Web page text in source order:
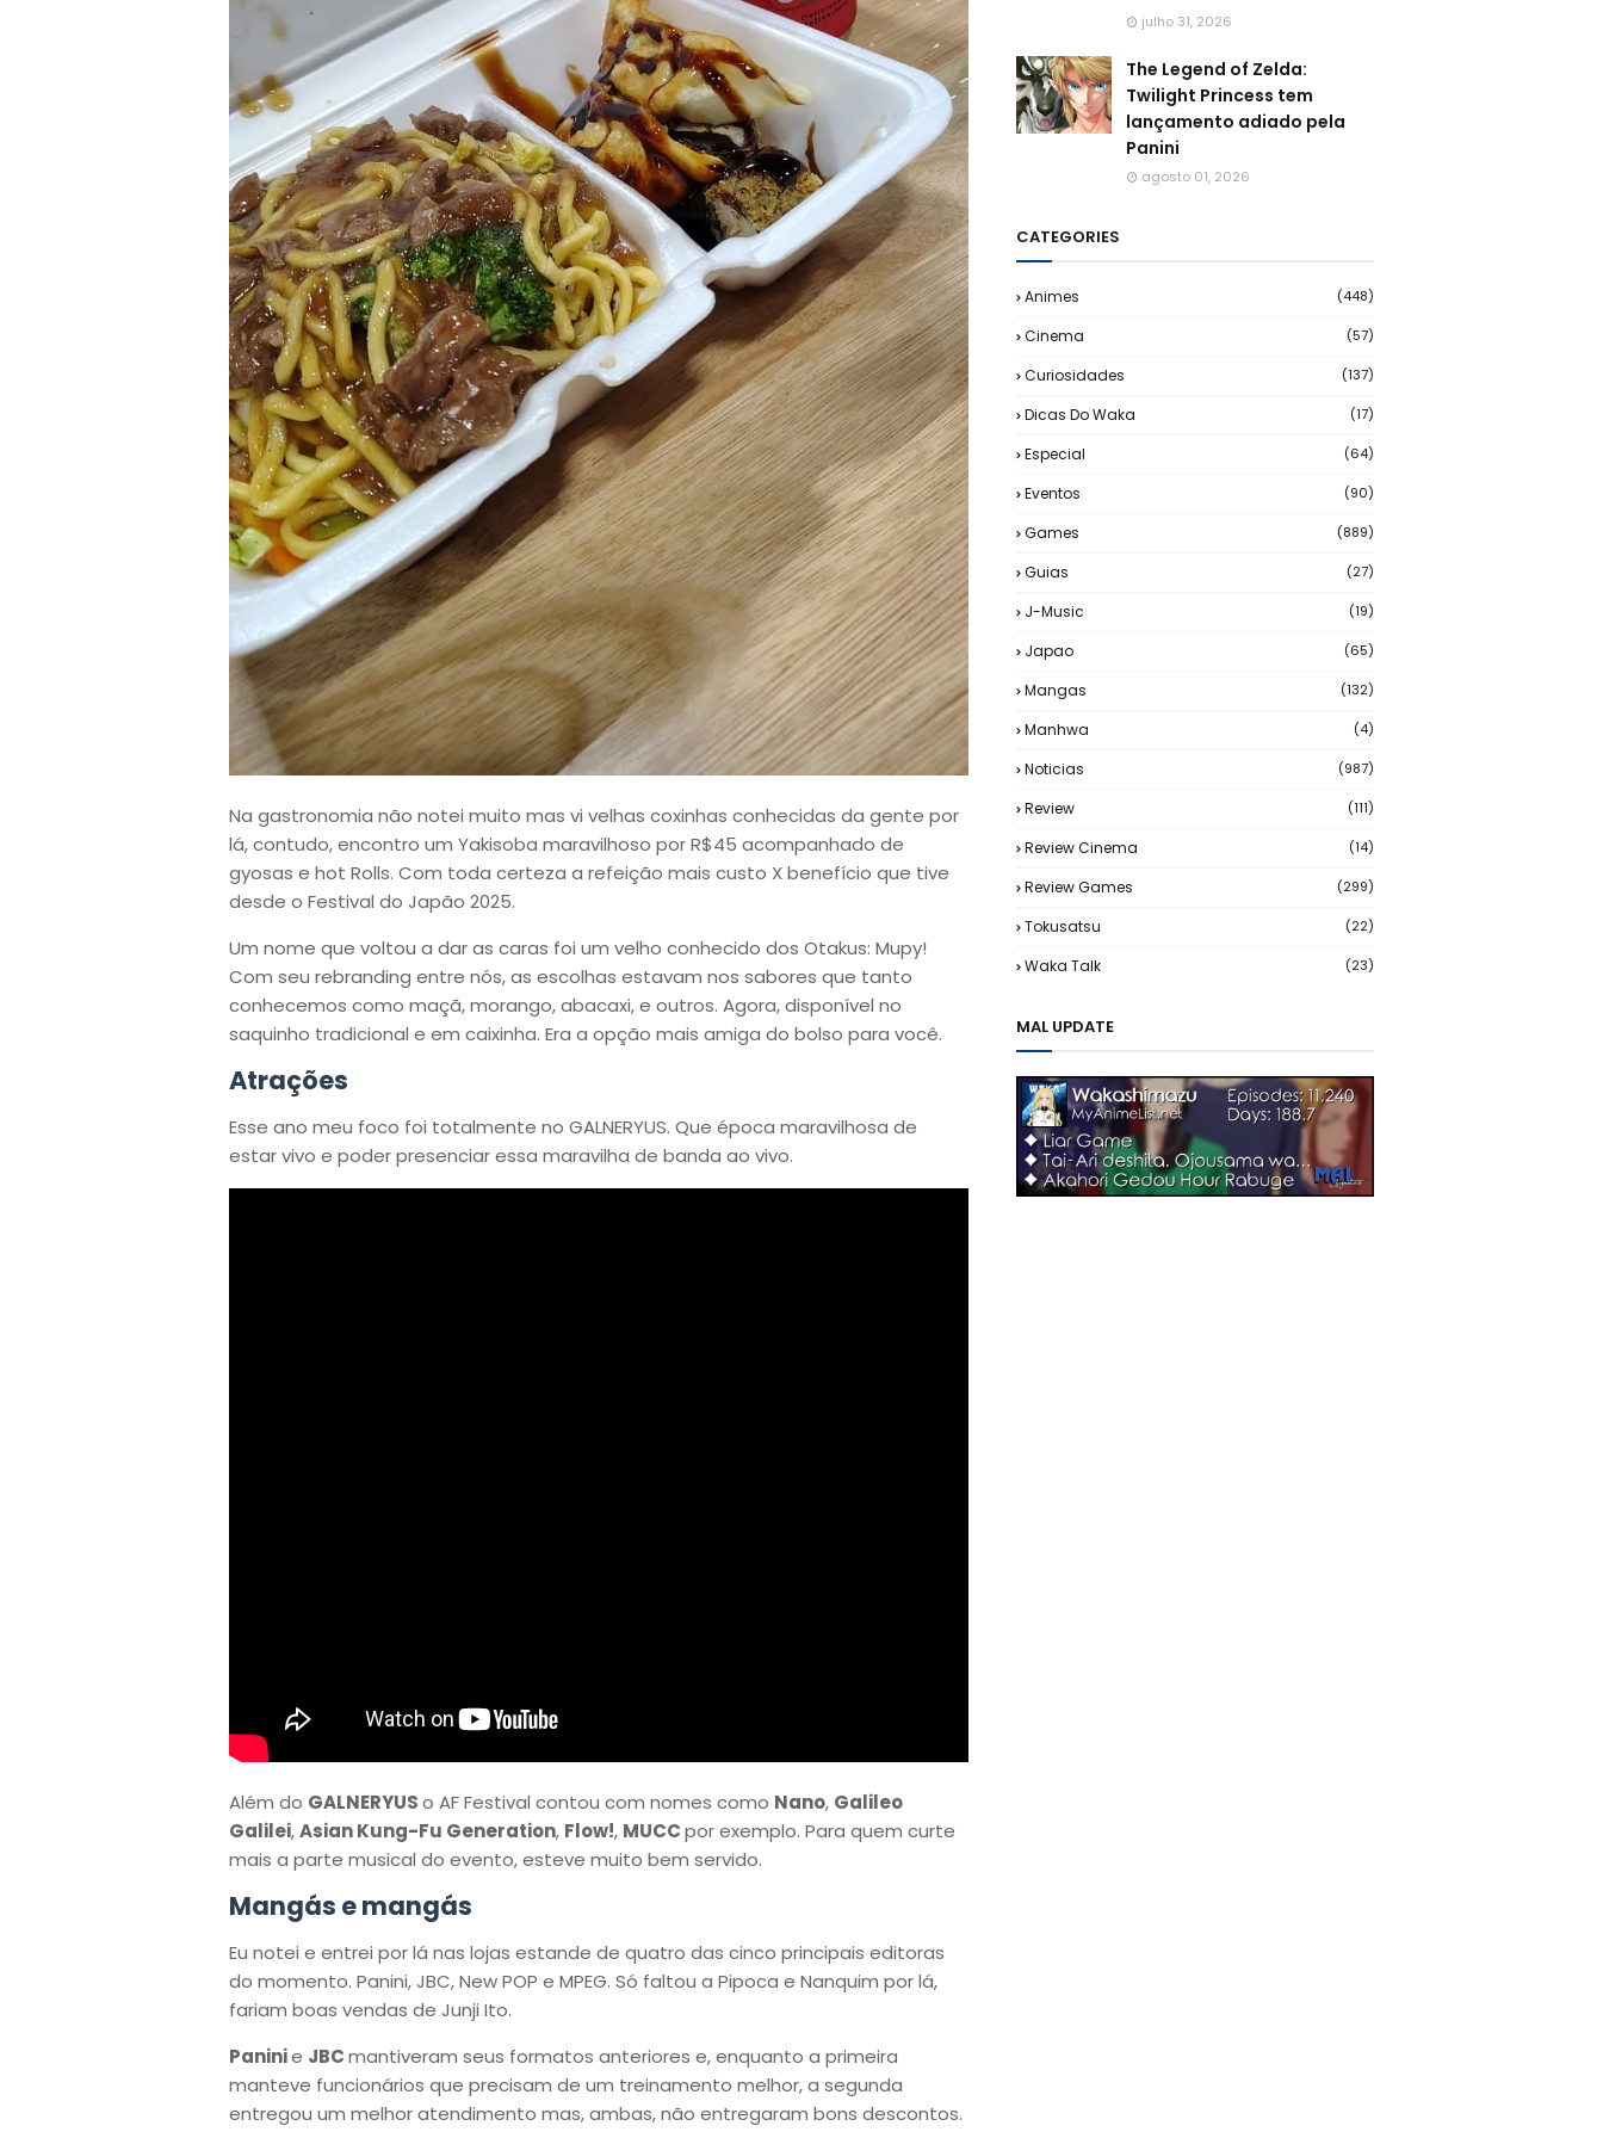
Na gastronomia não notei muito mas vi velhas coxinhas conhecidas da gente por
lá, contudo, encontro um Yakisoba maravilhoso por R$45 acompanhado de
gyosas e hot Rolls. Com toda certeza a refeição mais custo X benefício que tive
desde o Festival do Japão 2025.
Um nome que voltou a dar as caras foi um velho conhecido dos Otakus: Mupy!
Com seu rebranding entre nós, as escolhas estavam nos sabores que tanto
conhecemos como maçã, morango, abacaxi, e outros. Agora, disponível no
saquinho tradicional e em caixinha. Era a opção mais amiga do bolso para você.
Atrações
Esse ano meu foco foi totalmente no GALNERYUS. Que época maravilhosa de
estar vivo e poder presenciar essa maravilha de banda ao vivo.
Além do GALNERYUSo AF Festival contou com nomes como Nano, Galileo
Galilei,Asian Kung-Fu Generation, Flow!, MUCCpor exemplo. Para quem curte
mais a parte musical do evento, esteve muito bem servido.
Mangás e mangás
Eu notei e entrei por lá nas lojas estande de quatro das cinco principais editoras
do momento. Panini, JBC, New POP e MPEG. Só faltou a Pipoca e Nanquim por lá,
fariam boas vendas de Junji Ito.
Paninie JBCmantiveram seus formatos anteriores e, enquanto a primeira
manteve funcionários que precisam de um treinamento melhor, a segunda
entregou um melhor atendimento mas, ambas, não entregaram bons descontos.
julho 31, 2026
The Legend of Zelda:
Twilight Princess tem
lançamento adiado pela
Panini
agosto 01, 2026
CATEGORIES
Animes (448)
Cinema (57)
Curiosidades (137)
Dicas Do Waka (17)
Especial (64)
Eventos (90)
Games (889)
Guias (27)
J-Music (19)
Japao (65)
Mangas (132)
Manhwa (4)
Noticias (987)
Review (111)
Review Cinema (14)
Review Games (299)
Tokusatsu (22)
Waka Talk (23)
MAL UPDATE